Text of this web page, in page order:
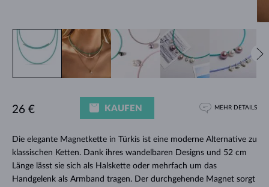
Die elegante Magnetkette in Türkis ist eine moderne Alternative zu
klassischen Ketten. Dank ihres wandelbaren Designs und 52 cm
Länge lässt sie sich als Halskette oder mehrfach um das
Handgelenk als Armband tragen. Der durchgehende Magnet sorgt
26 € KAUFEN MEHR DETAILS